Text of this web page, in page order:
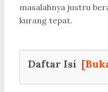
masalahnya justru
kurang tepat.
Daftar Isi